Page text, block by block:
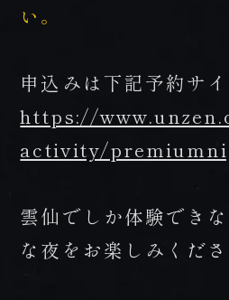
い。
申込みは下記予約サ
https://
activity/
雲仙でしか体験でき
な夜をお楽しみくださ